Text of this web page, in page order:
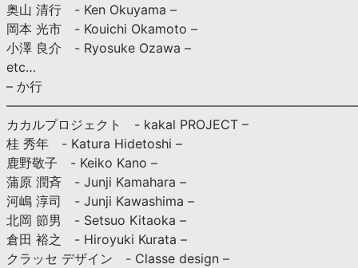
奥山 清行 - Ken Okuyama –
岡本 光市 - Kouichi Okamoto –
小澤 良介 - Ryosuke Ozawa –
etc…
– か行
カカルプロジェクト - kakal PROJECT –
桂 秀年 - Katura Hidetoshi –
鹿野敬子 - Keiko Kano –
蒲原 潤斉 - Junji Kamahara –
河嶋 淳司 - Junji Kawashima –
北岡 節男 - Setsuo Kitaoka –
倉田 裕之 - Hiroyuki Kurata –
クラッセ デザイン - Classe design –